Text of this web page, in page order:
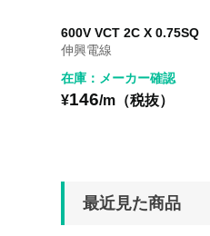
600V VCT 2C X 0.75SQ
伸興電線
在庫：メーカー確認
¥146/m（税抜）
最近見た商品